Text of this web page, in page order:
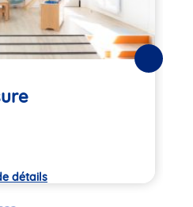
détails